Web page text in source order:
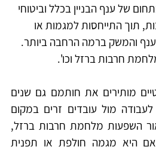
של ענף הבניין בכלל וביטוחי
תוך התייחסות למגמות או
והמשק ברמה הרחבה ביותר.
חרבות ברזל וכו'.